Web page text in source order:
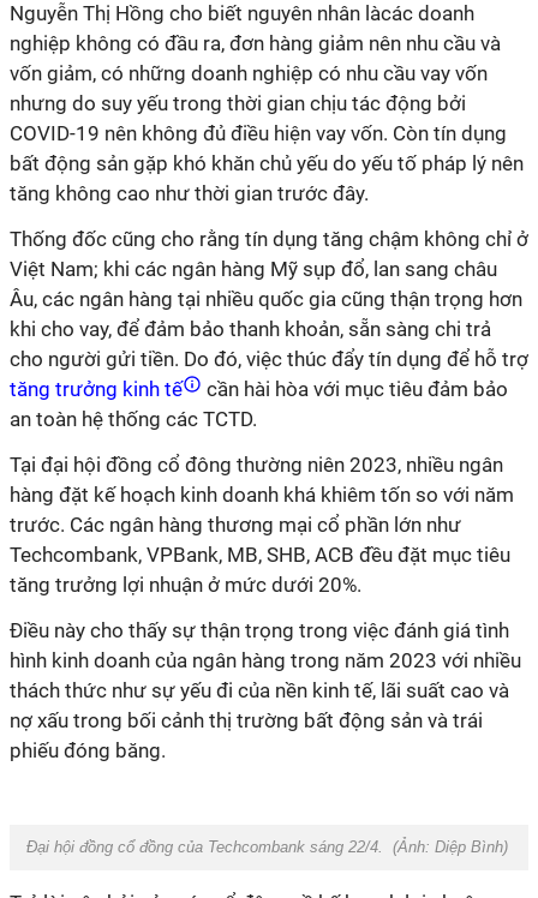
Nguyễn Thị Hồng cho biết nguyên nhân làcác doanh
nghiệp không có đầu ra, đơn hàng giảm nên nhu cầu và
vốn giảm, có những doanh nghiệp có nhu cầu vay vốn
nhưng do suy yếu trong thời gian chịu tác động bởi
COVID-19 nên không đủ điều hiện vay vốn. Còn tín dụng
bất động sản gặp khó khăn chủ yếu do yếu tố pháp lý nên
tăng không cao như thời gian trước đây.
Thống đốc cũng cho rằng tín dụng tăng chậm không chỉ ở
Việt Nam; khi các ngân hàng Mỹ sụp đổ, lan sang châu
Âu, các ngân hàng tại nhiều quốc gia cũng thận trọng hơn
khi cho vay, để đảm bảo thanh khoản, sẵn sàng chi trả
cho người gửi tiền. Do đó, việc thúc đẩy tín dụng để hỗ trợ
tăng trưởng kinh tế
cần hài hòa với mục tiêu đảm bảo
an toàn hệ thống các TCTD.
Tại đại hội đồng cổ đông thường niên 2023, nhiều ngân
hàng đặt kế hoạch kinh doanh khá khiêm tốn so với năm
trước. Các ngân hàng thương mại cổ phần lớn như
Techcombank, VPBank, MB, SHB, ACB đều đặt mục tiêu
tăng trưởng lợi nhuận ở mức dưới 20%.
Điều này cho thấy sự thận trọng trong việc đánh giá tình
hình kinh doanh của ngân hàng trong năm 2023 với nhiều
thách thức như sự yếu đi của nền kinh tế, lãi suất cao và
nợ xấu trong bối cảnh thị trường bất động sản và trái
phiếu đóng băng.
Đại hội đồng cổ đồng của Techcombank sáng 22/4. (Ảnh: Diệp Bình)